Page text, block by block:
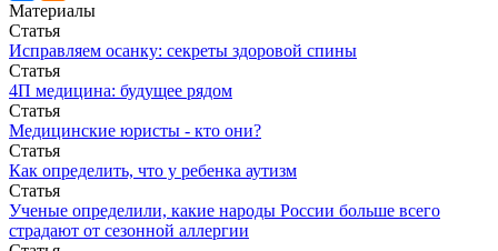
Материалы
Статья
Исправляем осанку: секреты здоровой спины
Статья
4П медицина: будущее рядом
Статья
Медицинские юристы - кто они?
Статья
Как определить, что у ребенка аутизм
Статья
Ученые определили, какие народы России больше всего
страдают от сезонной аллергии